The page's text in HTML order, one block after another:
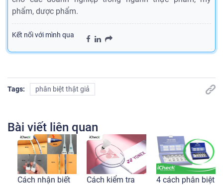
phẩm, dược phẩm.
Kết nối với mình qua
Tags: phân biệt thật giả
Bài viết liên quan
Cách nhận biết
Cách kiểm tra
4 cách phân biệt